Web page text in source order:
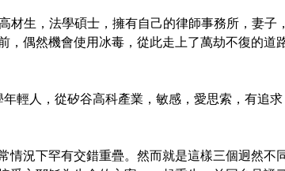
材生，法學碩士，擁有自己的律師事務所，妻子
，偶然機會使用冰毒，從此走上了萬劫不復的道
輕人，從矽谷高科產業，敏感，愛思索，有追
情況下罕有交錯重疊。然而就是這樣三個迥然不